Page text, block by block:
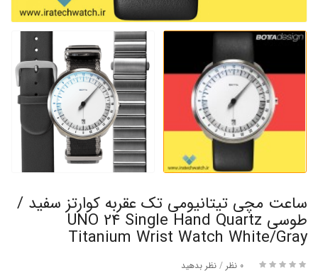
ساعت مچی تیتانیومی تک عقربه کوارتز سفید /
طوسی UNO 24 Single Hand Quartz
Titanium Wrist Watch White/Gray
0 نظر / نظر بدهید